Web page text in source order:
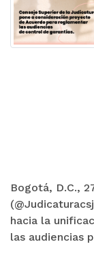
Bogotá, D.C.,
hacia la
las audiencias